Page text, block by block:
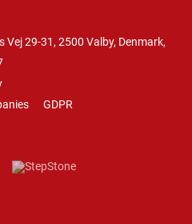
29-31, 2500 Valby, Denmark,
GDPR